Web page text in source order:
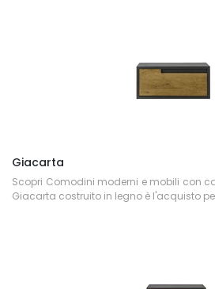
Giacarta
Scopri Comodini moderni e mobili con
Giacarta costruito in legno è l'acquisto